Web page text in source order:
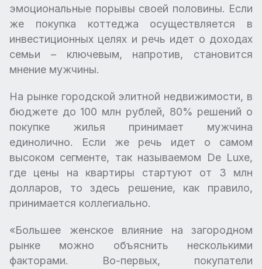
эмоциональные порывы своей половины. Если
же покупка коттеджа осуществляется в
инвестиционных целях и речь идет о доходах
семьи – ключевым, напротив, становится
мнение мужчины.
На рынке городской элитной недвижимости, в
бюджете до 100 млн рублей, 80% решений о
покупке жилья принимает мужчина
единолично. Если же речь идет о самом
высоком сегменте, так называемом De Luxe,
где цены на квартиры стартуют от 3 млн
долларов, то здесь решение, как правило,
принимается коллегиально.
«Большее женское влияние на загородном
рынке можно объяснить несколькими
факторами. Во-первых, покупатели